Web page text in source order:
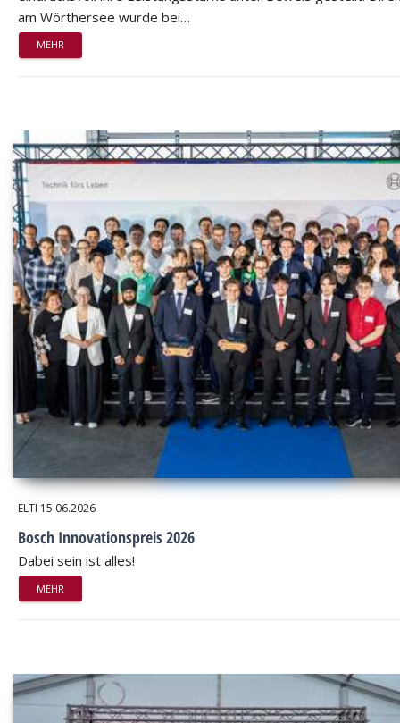
am Wörthersee wurde bei…
MEHR
ELTI 15.06.2026
Bosch Innovationspreis 2026
Dabei sein ist alles!
MEHR